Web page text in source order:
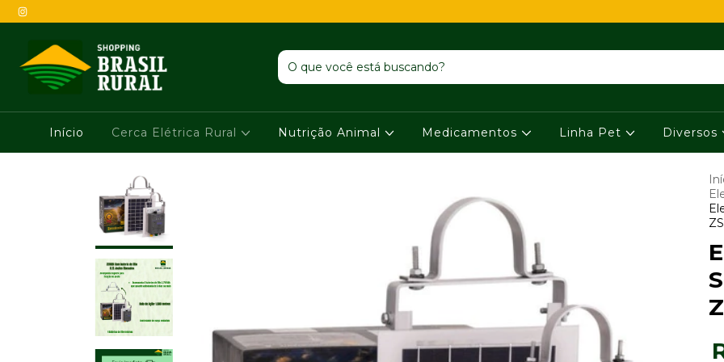
Início Cerca Elétrica Rural Nutrição Animal Medicamentos Linha Pet Diversos